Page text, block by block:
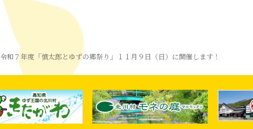
令和７年度「慎太郎とゆずの郷祭り」１１月９日（日）に開催します！